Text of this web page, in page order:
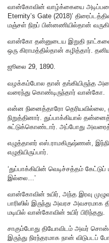
வான்கோவின் வாழ்க்கையை
Eternity’s Gate (2018)’
மஞ்சள் நிறப் பின்னணியில்தான்
வான்கோ தன்னுடைய இறுதி நாட்களை,
ஒரு கிராமத்தில்தான் கழித்தார்.
ஜூலை 29, 1890.
வழக்கம்போல தான் தங்கியிருந்த
வரைந்து கொண்டிருந்தார் வான்கோ.
என்ன நினைத்தாரோ
நிறுத்தினார். துப்பாக்கியால்
சுட்டுக்கொண்டார். அப்போது
எழுத்தாளர் எஸ்‌.ராமகிருஷ்ணன்,
எழுதியிருப்பார்‌.
‘துப்பாக்கியின் வெடிச்சத்தம்
இல்லை…’
வான்கோவின் உயிர், அந்த இரவு
பாரிஸில் இருந்து அவரச
மடியில் வான்கோவின் உயிர் பிரிந்தது.
சாகும்போது தியோவிடம் அவர்
இருந்து நிரந்தரமாக நான் விடுபடப்